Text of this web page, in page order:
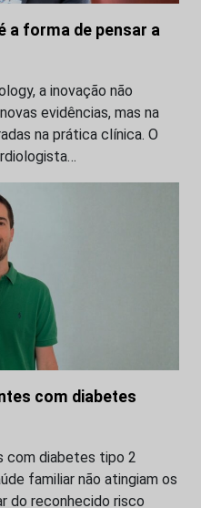
a forma de pensar a
a inovação não
evidências, mas na
na prática clínica. O
com diabetes
com diabetes tipo 2
familiar não atingiam os
do reconhecido risco